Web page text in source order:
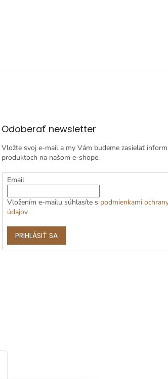
Odoberať newsletter
Vložte svoj e-mail a my Vám budeme zasielať
produktoch na našom e-shope.
Email
Vložením e-mailu súhlasíte s podmienkami
údajov
PRIHLÁSIŤ SA